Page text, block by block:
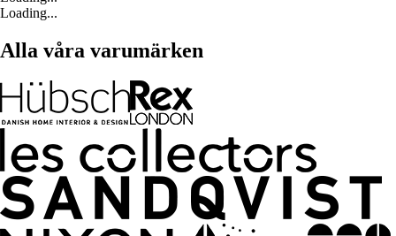
Loading...
Alla våra varumärken